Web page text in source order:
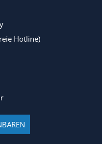
Hotline)